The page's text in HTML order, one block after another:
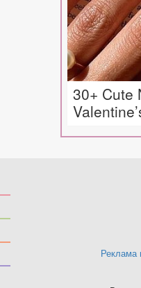
30+ Cute
Реклама